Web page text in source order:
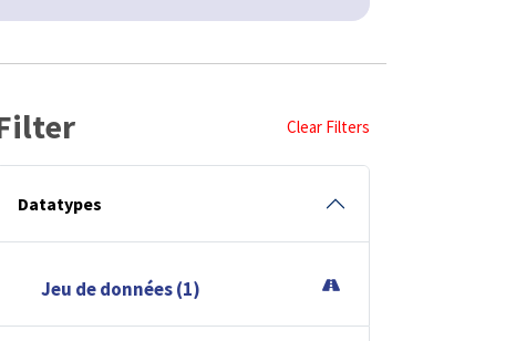
Clear Filters
Datatypes
Jeu de données (1)